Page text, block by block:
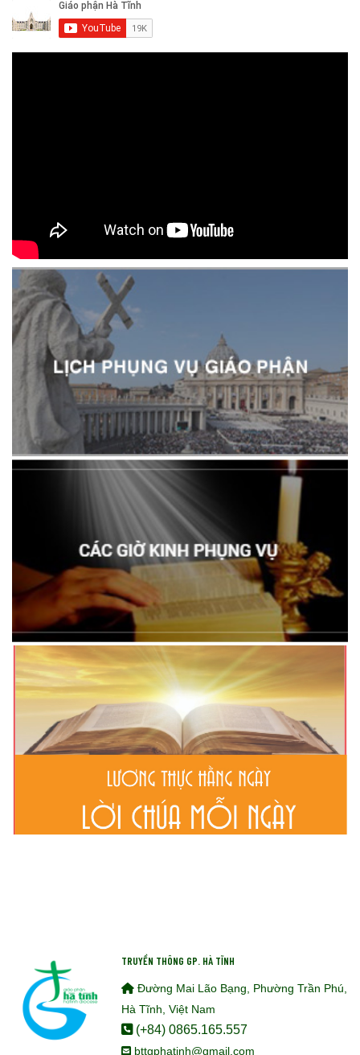
TRUYỀN THÔNG GP. HÀ TĨNH
Đường Mai Lão Bạng, Phường Trần Phú,
Hà Tĩnh, Việt Nam
(+84) 0865.165.557
bttgphatinh@gmail.com